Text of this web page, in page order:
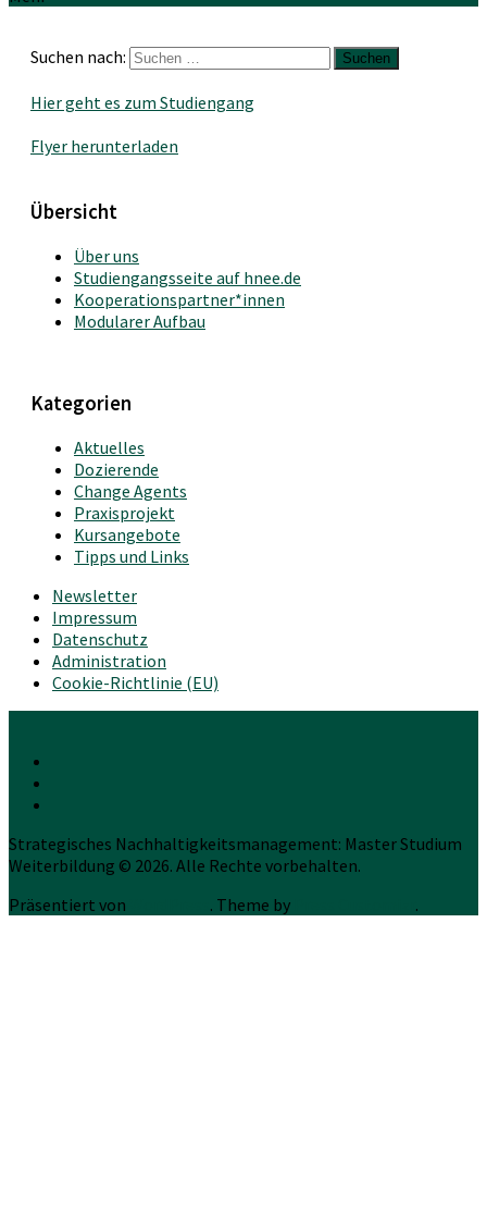
Suchen nach:
Hier geht es zum Studiengang
Flyer herunterladen
Übersicht
Über uns
Studiengangsseite auf hnee.de
Kooperationspartner*innen
Modularer Aufbau
Kategorien
Aktuelles
Dozierende
Change Agents
Praxisprojekt
Kursangebote
Tipps und Links
Newsletter
Impressum
Datenschutz
Administration
Cookie-Richtlinie (EU)
Strategisches Nachhaltigkeitsmanagement: Master Studium
Weiterbildung © 2026. Alle Rechte vorbehalten.
Präsentiert von
. Theme by .